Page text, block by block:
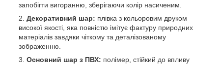
запобігти вигоранню, зберігаючи колір насиченим.
Декоративний шар: плівка з кольоровим друком
високої якості, яка повністю імітує фактуру природних
матеріалів завдяки чіткому та деталізованому
зображенню.
Основний шар з ПВХ: полімер, стійкий до впливу